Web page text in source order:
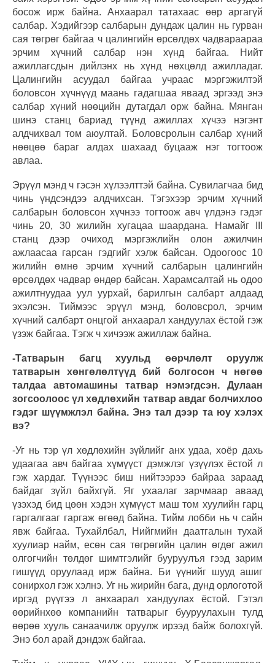
босож ирж байна. Анхаарал татахаас өөр аргагүй
салбар. Хэдийгээр салбарын дундаж цалин нь гурван
сая төгрөг байгаа ч цалингийн өрсөлдөх чадвараараа
эрчим хүчний салбар нэн хүнд байгаа. Нийт
ажиллагсдын дийлэнх нь хүнд нөхцөлд ажилладаг.
Цалингийн асуудал байгаа учраас мэргэжилтэй
боловсон хүчнүүд маань гадагшаа яваад эргээд энэ
салбар хүний нөөцийн дутагдал орж байна. Мянган
шинэ станц бариад түүнд ажиллах хүчээ нэгэнт
алдчихвал том аюултай. Боловсролын салбар хүний
нөөцөө бараг алдах шахаад буцааж нэг тогтоож
авлаа.
Эрүүл мэнд ч гэсэн хүлээлттэй байна. Сувилагчаа бид
чинь үндсэндээ алдчихсан. Тэгэхээр эрчим хүчний
салбарын боловсон хүчнээ тогтоож авч үлдэнэ гэдэг
чинь 20, 30 жилийн хугацаа шаардана. Намайг III
станц дээр очиход мэргэжлийн олон ажилчин
ажлаасаа гарсан гэдгийг хэлж байсан. Одоогоос 10
жилийн өмнө эрчим хүчний салбарын цалингийн
өрсөлдөх чадвар өндөр байсан. Харамсалтай нь одоо
ажилтнуудаа уул уурхай, барилгын салбарт алдаад
эхэлсэн. Тиймээс эрүүл мэнд, боловсрол, эрчим
хүчний салбарт онцгой анхаарал хандуулах ёстой гэж
үзэж байгаа. Тэгж ч хичээж ажиллаж байна.
-Татварын багц хуульд өөрчлөлт оруулж
татварын хөнгөлөлтүүд бий болгосон ч нөгөө
талдаа автомашины татвар нэмэгдсэн. Дулаан
зогсоолоос үл хөдлөхийн татвар авдаг болчихлоо
гэдэг шүүмжлэл байна. Энэ тал дээр та юу хэлэх
вэ?
-Уг нь тэр үл хөдлөхийн зүйлийг анх удаа, хоёр дахь
удаагаа авч байгаа хүмүүст дэмжлэг үзүүлэх ёстой л
гэж хардаг. Түүнээс биш нийтээрээ байраа зараад
байдаг зүйл байхгүй. Яг ухаалаг зарчмаар аваад
үзэхэд бид цөөн хэдэн хүмүүст маш том хуулийн гарц
гаргалгааг гаргаж өгөөд байна. Тийм лобби нь ч сайн
явж байгаа. Тухайлбал, Нийгмийн даатгалын тухай
хуулиар найм, есөн сая төгрөгийн цалин өгдөг ажил
олгогчийн төлдөг шимтгэлийг бууруулъя гээд зарим
гишүүд оруулаад ирж байна. Би үүнийг шууд ашиг
сонирхол гэж хэлнэ. Уг нь жирийн бага, дунд орлоготой
иргэд рүүгээ л анхаарал хандуулах ёстой. Гэтэл
өөрийнхөө компанийн татварыг бууруулахын тулд
өөрөө хууль санаачилж оруулж ирээд байж болохгүй.
Энэ бол арай дэндэж байгаа.